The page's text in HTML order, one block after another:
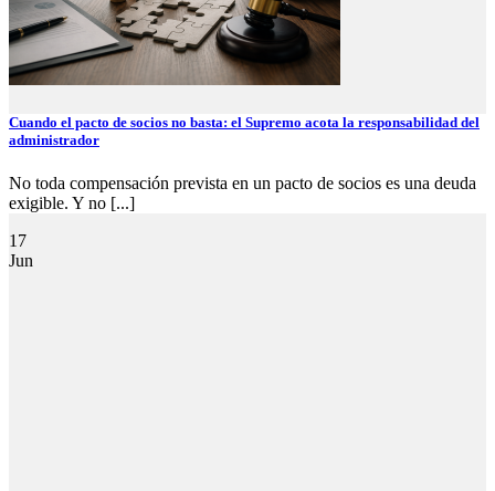
Cuando el pacto de socios no basta: el Supremo acota la responsabilidad del
administrador
No toda compensación prevista en un pacto de socios es una deuda
exigible. Y no [...]
17
Jun